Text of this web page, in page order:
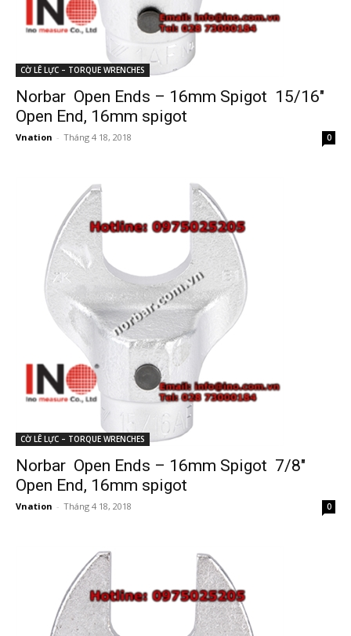
CỜ LÊ LỰC – TORQUE WRENCHES
Norbar Open Ends – 16mm Spigot 15/16″
Open End, 16mm spigot
Vnation - Tháng 4 18, 2018 0
CỜ LÊ LỰC – TORQUE WRENCHES
Norbar Open Ends – 16mm Spigot 7/8″
Open End, 16mm spigot
Vnation - Tháng 4 18, 2018 0